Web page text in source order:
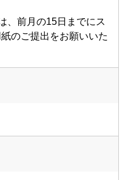
、前月の15日までにス
のご提出をお願いいた